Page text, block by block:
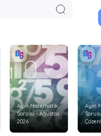
Ayın Matematik
Sorusu - Ağustos
2026
Ayın